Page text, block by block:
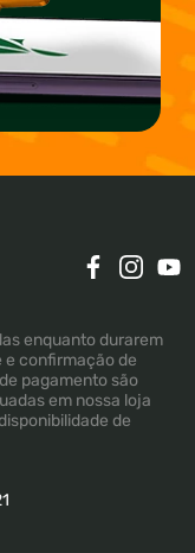
enquanto durarem
e confirmação de
pagamento são
em nossa loja
de